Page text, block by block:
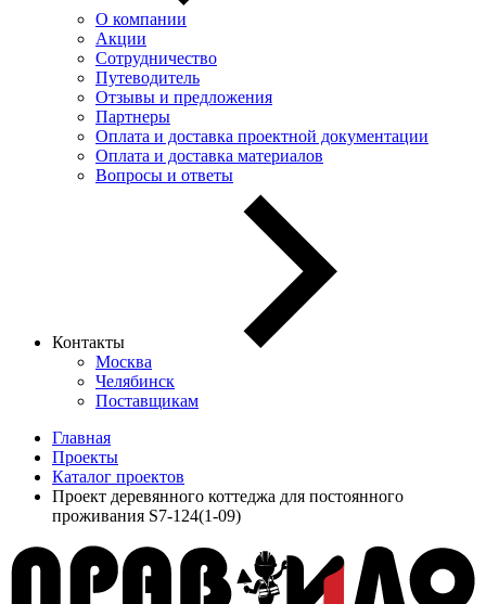
О компании
Акции
Сотрудничество
Путеводитель
Отзывы и предложения
Партнеры
Оплата и доставка проектной документации
Оплата и доставка материалов
Вопросы и ответы
Контакты
Москва
Челябинск
Поставщикам
Главная
Проекты
Каталог проектов
Проект деревянного коттеджа для постоянного
проживания S7-124(1-09)